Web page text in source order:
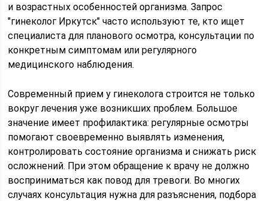
и возрастных особенностей организма. Запрос
"гинеколог Иркутск" часто используют те, кто ищет
специалиста для планового осмотра, консультации по
конкретным симптомам или регулярного
медицинского наблюдения.
Современный прием у гинеколога строится не только
вокруг лечения уже возникших проблем. Большое
значение имеет профилактика: регулярные осмотры
помогают своевременно выявлять изменения,
контролировать состояние организма и снижать риск
осложнений. При этом обращение к врачу не должно
восприниматься как повод для тревоги. Во многих
случаях консультация нужна для разъяснения, подбора